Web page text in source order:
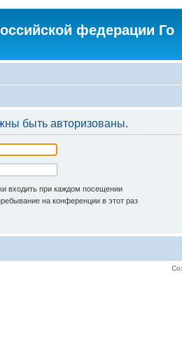
федерации Го
быть авторизованы.
входить при каждом посещении
на конференции в этот раз